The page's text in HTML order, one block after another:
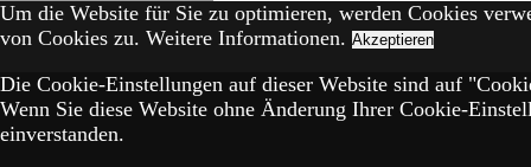
Um die Website für Sie zu optimieren, werden Cookies
von Cookies zu. Weitere Informationen. Akzeptieren
Die Cookie-Einstellungen auf dieser Website sind auf
Wenn Sie diese Website ohne Änderung Ihrer Cookie-
einverstanden.